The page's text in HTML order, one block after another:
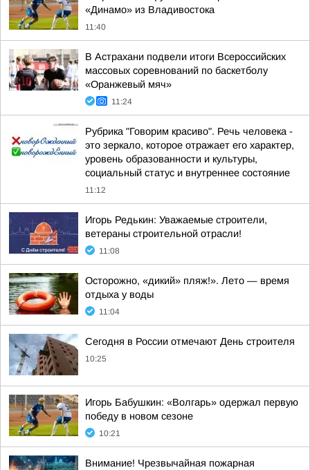
«Динамо» из Владивостока
11:40
В Астрахани подвели итоги Всероссийских
массовых соревнований по баскетболу
«Оранжевый мяч»
11:24
Рубрика "Говорим красиво". Речь человека -
это зеркало, которое отражает его характер,
уровень образованности и культуры,
социальный статус и внутреннее состояние
11:12
Игорь Редькин: Уважаемые строители,
ветераны строительной отрасли!
11:08
Осторожно, «дикий» пляж!». Лето — время
отдыха у воды
11:04
Сегодня в России отмечают День строителя
10:25
Игорь Бабушкин: «Волгарь» одержал первую
победу в новом сезоне
10:21
Внимание! Чрезвычайная пожарная